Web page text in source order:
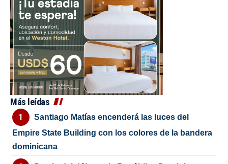
Más leídas
Santiago Matías encenderá las luces del
Empire State Building con los colores de la bandera
dominicana